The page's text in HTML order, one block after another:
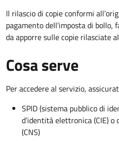
Il rilascio di copie conformi
pagamento dell'imposta di bollo,
da apporre sulle copie rilasciate
Cosa serve
Per accedere al servizio,
SPID (sistema pubblico di
d’identità elettronica (CIE)
(CNS)